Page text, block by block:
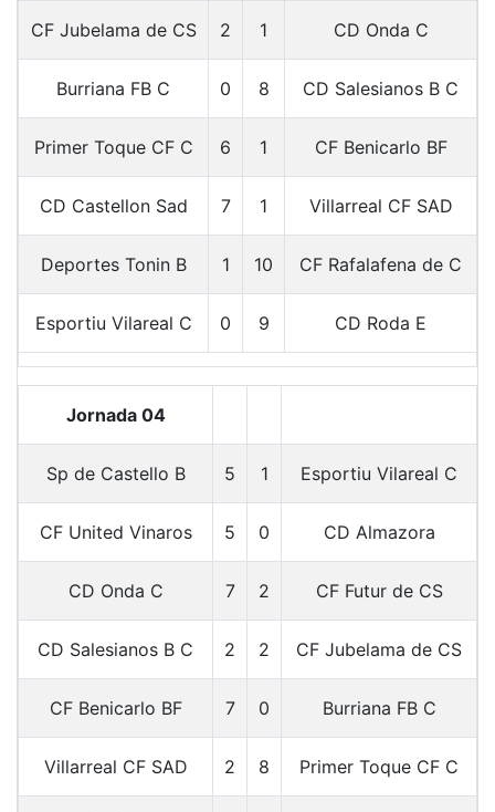
CF Jubelama de CS 2 1 CD Onda C
Burriana FB C 0 8 CD Salesianos B C
Primer Toque CF C 6 1 CF Benicarlo BF
CD Castellon Sad 7 1 Villarreal CF SAD
Deportes Tonin B 1 10 CF Rafalafena de C
Esportiu Vilareal C 0 9 CD Roda E
Jornada 04
Sp de Castello B 5 1 Esportiu Vilareal C
CF United Vinaros 5 0 CD Almazora
CD Onda C 7 2 CF Futur de CS
CD Salesianos B C 2 2 CF Jubelama de CS
CF Benicarlo BF 7 0 Burriana FB C
Villarreal CF SAD 2 8 Primer Toque CF C